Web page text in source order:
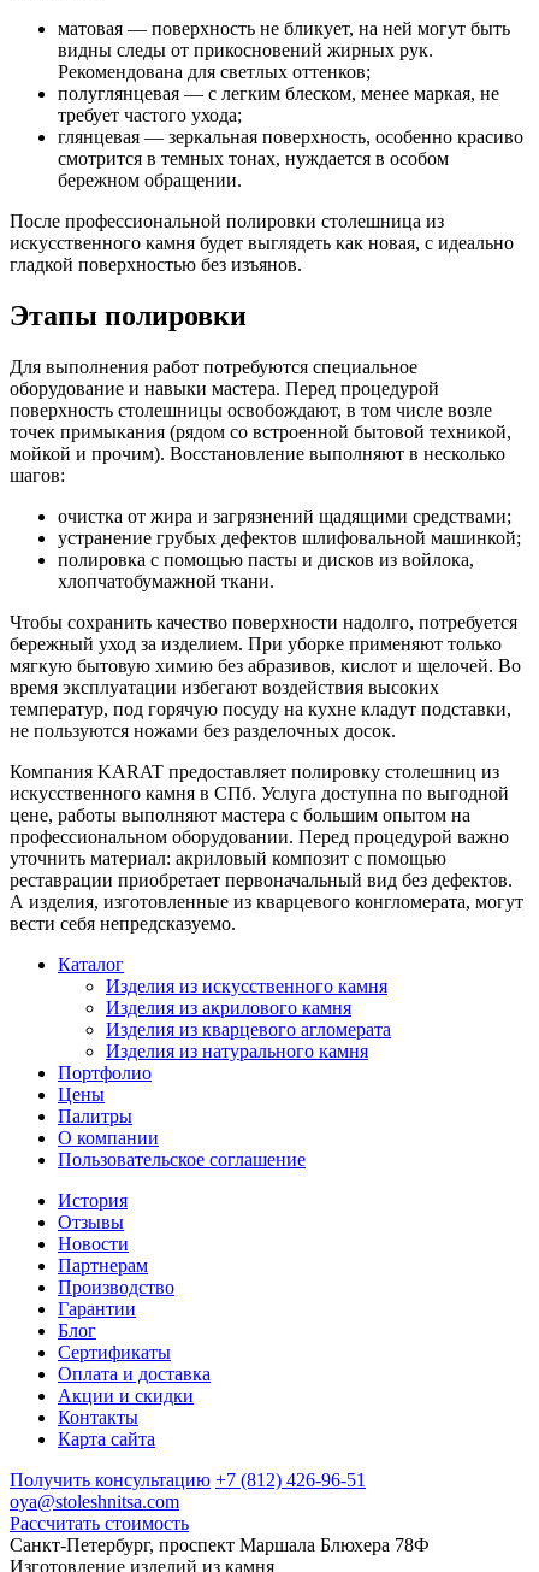
матовая — поверхность не бликует, на ней могут быть
видны следы от прикосновений жирных рук.
Рекомендована для светлых оттенков;
полуглянцевая — с легким блеском, менее маркая, не
требует частого ухода;
глянцевая — зеркальная поверхность, особенно красиво
смотрится в темных тонах, нуждается в особом
бережном обращении.
После профессиональной полировки столешница из
искусственного камня будет выглядеть как новая, с идеально
гладкой поверхностью без изъянов.
Этапы полировки
Для выполнения работ потребуются специальное
оборудование и навыки мастера. Перед процедурой
поверхность столешницы освобождают, в том числе возле
точек примыкания (рядом со встроенной бытовой техникой,
мойкой и прочим). Восстановление выполняют в несколько
шагов:
очистка от жира и загрязнений щадящими средствами;
устранение грубых дефектов шлифовальной машинкой;
полировка с помощью пасты и дисков из войлока,
хлопчатобумажной ткани.
Чтобы сохранить качество поверхности надолго, потребуется
бережный уход за изделием. При уборке применяют только
мягкую бытовую химию без абразивов, кислот и щелочей. Во
время эксплуатации избегают воздействия высоких
температур, под горячую посуду на кухне кладут подставки,
не пользуются ножами без разделочных досок.
Компания KARAT предоставляет полировку столешниц из
искусственного камня в СПб. Услуга доступна по выгодной
цене, работы выполняют мастера с большим опытом на
профессиональном оборудовании. Перед процедурой важно
уточнить материал: акриловый композит с помощью
реставрации приобретает первоначальный вид без дефектов.
А изделия, изготовленные из кварцевого конгломерата, могут
вести себя непредсказуемо.
Каталог
Изделия из искусственного камня
Изделия из акрилового камня
Изделия из кварцевого агломерата
Изделия из натурального камня
Портфолио
Цены
Палитры
О компании
Пользовательское соглашение
История
Отзывы
Новости
Партнерам
Производство
Гарантии
Блог
Сертификаты
Оплата и доставка
Акции и скидки
Контакты
Карта сайта
Получить консультацию +7 (812) 426-96-51
oya@stoleshnitsa.com
Рассчитать стоимость
Санкт-Петербург, проспект Маршала Блюхера 78Ф
Изготовление изделий из камня